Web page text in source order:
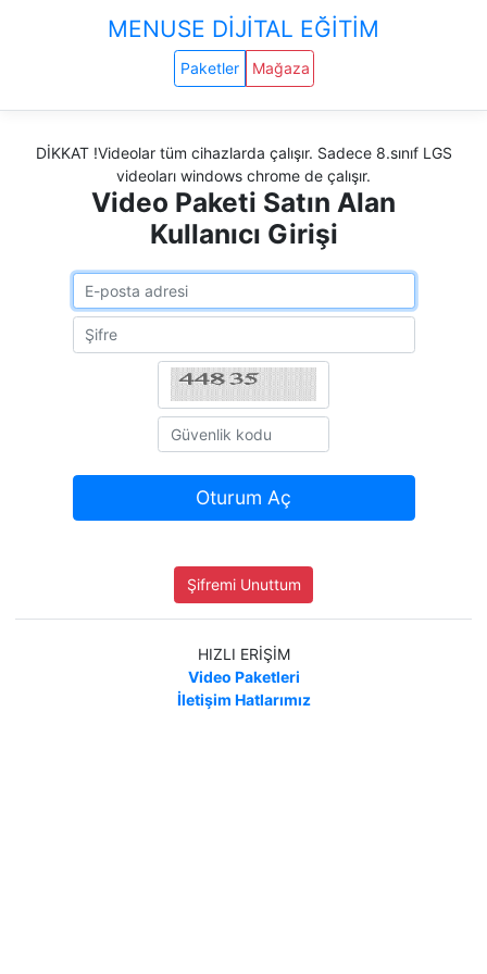
MENUSE DİJİTAL EĞİTİM
Paketler Mağaza
DİKKAT !Videolar tüm cihazlarda çalışır. Sadece 8.sınıf LGS
videoları windows chrome de çalışır.
Video Paketi Satın Alan
Kullanıcı Girişi
Oturum Aç
Şifremi Unuttum
HIZLI ERİŞİM
Video Paketleri
İletişim Hatlarımız